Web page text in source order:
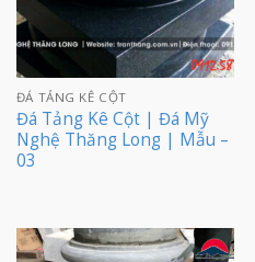
ĐÁ TẢNG KÊ CỘT
Đá Tảng Kê Cột | Đá Mỹ
Nghệ Thăng Long | Mẫu –
03